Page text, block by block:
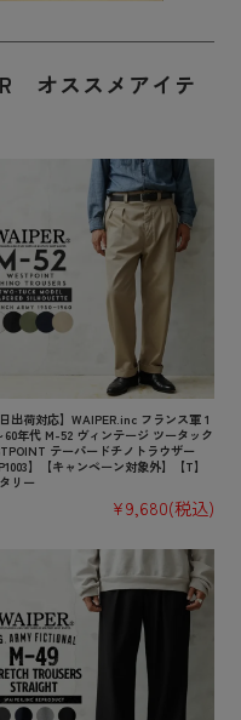
オススメアイテ
日出荷対応】WAIPER.inc フランス軍 1
60年代 M-52 ヴィンテージ ツータック
テーパードチノトラウザー
】【キャンペーン対象外】【T】
リー
¥9,680(税込)